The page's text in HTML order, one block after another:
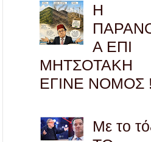
Η
Α ΕΠΙ
ΜΗΤΣΟΤΑΚΗ
ΕΓΙΝΕ ΝΟΜΟΣ
Με το